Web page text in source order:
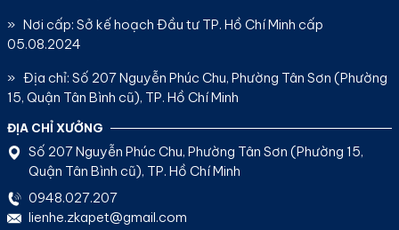
» Nơi cấp: Sở kế hoạch Đầu tư TP. Hồ Chí Minh cấp
05.08.2024
» Địa chỉ: Số 207 Nguyễn Phúc Chu, Phường Tân Sơn (Phường
15, Quận Tân Bình cũ), TP. Hồ Chí Minh
ĐỊA CHỈ XƯỞNG
Số 207 Nguyễn Phúc Chu, Phường Tân Sơn (Phường 15,
Quận Tân Bình cũ), TP. Hồ Chí Minh
0948.027.207
lienhe.zkapet@gmail.com